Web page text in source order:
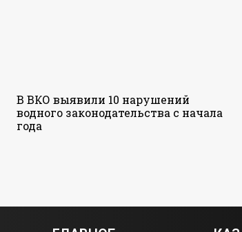
В ВКО выявили 10 нарушений
водного законодательства с начала
года